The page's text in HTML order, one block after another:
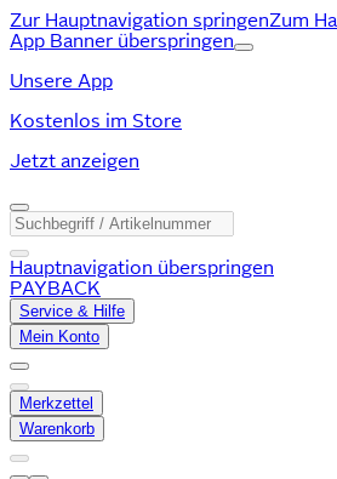
Zur Hauptnavigation springenZum
App Banner überspringen
Unsere App
Kostenlos im Store
Jetzt anzeigen
Hauptnavigation überspringen
PAYBACK
Service & Hilfe
Mein Konto
Merkzettel
Warenkorb